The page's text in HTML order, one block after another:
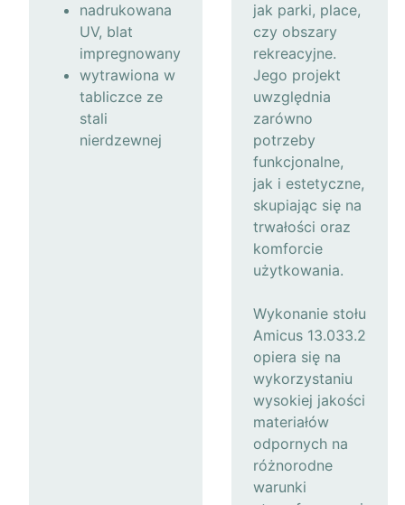
nadrukowana
UV, blat
impregnowany
wytrawiona w
tabliczce ze
stali
nierdzewnej
jak parki, place,
czy obszary
rekreacyjne.
Jego projekt
uwzględnia
zarówno
potrzeby
funkcjonalne,
jak i estetyczne,
skupiając się na
trwałości oraz
komforcie
użytkowania.
Wykonanie stołu
Amicus 13.033.2
opiera się na
wykorzystaniu
wysokiej jakości
materiałów
odpornych na
różnorodne
warunki